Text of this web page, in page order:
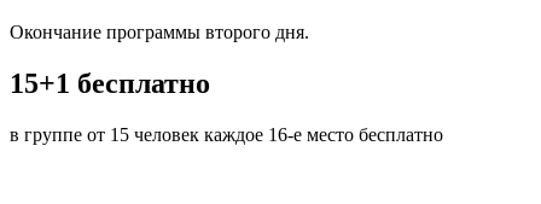
Окончание программы второго дня.
15+1 бесплатно
в группе от 15 человек каждое 16-е место бесплатно